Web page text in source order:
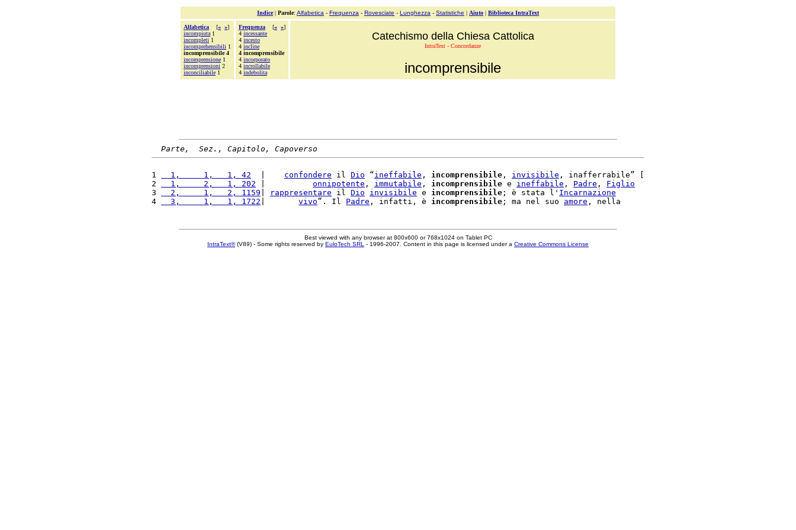
Indice| Parole: Alfabetica - Frequenza - Rovesciate - Lunghezza - Statistiche | Aiuto | Biblioteca IntraText
Alfabetica [« »]
incompiuta 1
incompleti 1
incomprehensibili 1
incomprensibile 4
incomprensione 1
incomprensioni 2
inconciliabile 1
Frequenza [« »]
4 incessante
4 incesto
4 incline
4 incomprensibile
4 incorporato
4 incrollabile
4 indebolita
Catechismo della Chiesa Cattolica
IntraText - Concordanze
incomprensibile
Parte,  Sez., Capitolo, Capoverso
1
  1,     1,   1, 42
confondere il Dio “ineffabile , incomprensibile , invisibile , inafferrabile” [
2
  1,     2,   1, 202
onnipotente , immutabile , incomprensibile e ineffabile , Padre , Figlio
3
  2,     1,   2, 1159
rappresentare il Dio invisibile e incomprensibile ; è stata l' Incarnazione
4
  3,     1,   1, 1722
vivo”. Il Padre , infatti, è incomprensibile ; ma nel suo amore
Best viewed with any browser at 800x600 or 768x1024 on Tablet PC
IntraText®(V89) - Some rights reserved by EuloTech SRL - 1996-2007. Content in this page is licensed under a Creative Commons License